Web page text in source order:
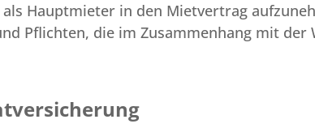
als Hauptmieter in den Mietvertrag
Pflichten, die im Zusammenhang mit der